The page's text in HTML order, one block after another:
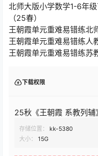
北师大版小学数学1-6年
（25春）
王朝霞单元重难易错练北
王朝霞单元重难易错练人
王朝霞单元重难易错练苏
下载权限
25秋《王朝霞 系教列
存储位置：
kk-5380
大小：
15G